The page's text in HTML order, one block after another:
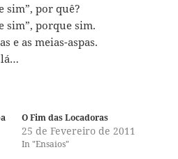
sim”, por quê?
sim”, porque sim.
e as meias-aspas.
lá…
O Fim das Locadoras
25 de Fevereiro de 2011
In "Ensaios"